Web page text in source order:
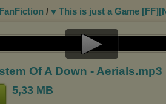
FanFiction / ♥ This is just a Game
Play
Of A Down - Aerials.mp3
5,33 MB